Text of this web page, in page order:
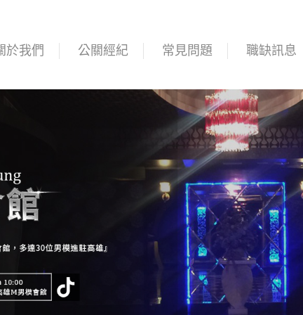
於我們 公關經紀 常見問題 職缺訊息